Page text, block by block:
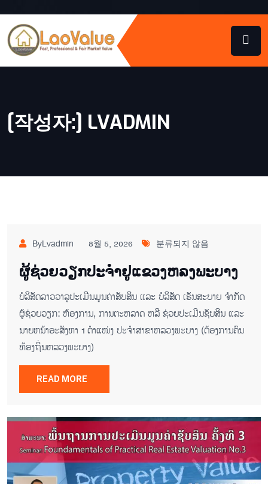
[작성자:] LVADMIN
ByLvadmin 8월 5, 2026 분류되지 않음
ຜູ້ຊ່ວຍ​ວຽກປະ​ຈຳ​ຢູ​​ແຂວງຫລງ​ພະ​ບາງ
ບໍ​ລິ​ສັດ​ລາວ​ວາ​ລູ​ປະ​ເມີນ​ມູນ​ຄ່າ​ສັບ​ສິນ ແລະ ບໍ​ລິ​ສັດ ເຣັນ​ສະ​ບາຍ ຈຳ​ກັດ
ຜູ້ຊ່ວຍ​ວຽກ: ​​​ຫ້ອງ​ການ, ການ​ຕະ​ຫລາດ ຫລື ຊ່ວຍ​ປະ​ເມີນ​ຊັບ​ສິນ ແລະ
ນາຍ​ຫນ້າ​ອະ​ສັງ​ຫາ​ 1 ຕຳ​ແໜ່ງ ປະ​ຈຳ​ສາ​ຂາ​​ຫລວງ​ພະ​ບາງ (ຕ້ອງ​ການ​ຄົນ​
ທ້ອງ​ຖິ່ນ​ຫລວງ​ພະ​ບາງ)
READ MORE